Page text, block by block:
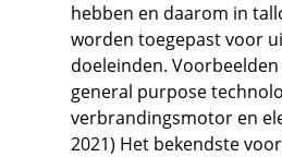
hebben en daarom in
worden toegepast voor
doeleinden.
general purpose
verbrandingsmotor en
2021) Het bekendste